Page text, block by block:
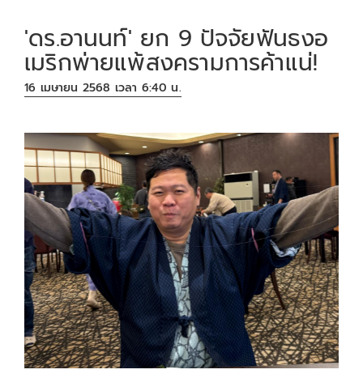
'ดร.อานนท์' ยก 9 ปัจจัยฟันธงอ
เมริกพ่ายแพ้สงครามการค้าแน่!
16 เมษายน 2568 เวลา 6:40 น.